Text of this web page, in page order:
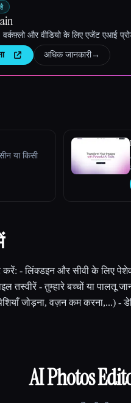
और वीडियो के लिए एजेंट एआई
अधिक जानकारी→
या किसी
करें: - लिंक्डइन और सीवी के लिए
तस्वीरें - तुम्हारे बच्चों या पालतू
जोड़ना, वज़न कम करना,...) -
AI Photos